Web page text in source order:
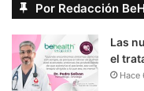
Por Redacción
Las
el
Hace